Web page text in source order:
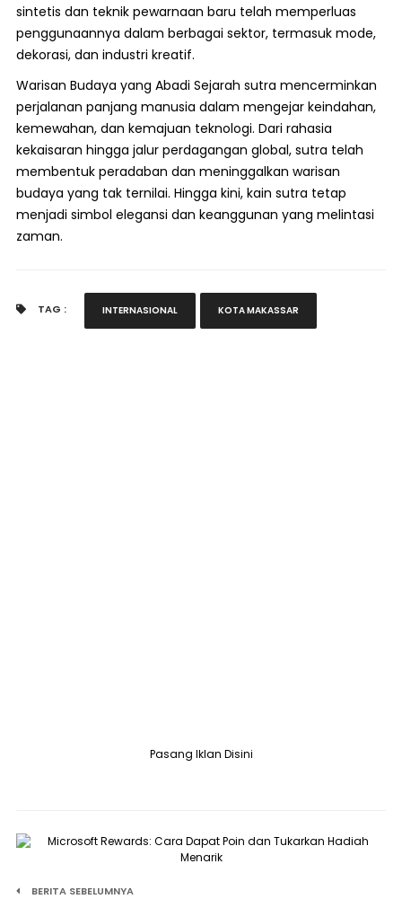
sintetis dan teknik pewarnaan baru telah memperluas
penggunaannya dalam berbagai sektor, termasuk mode,
dekorasi, dan industri kreatif.
Warisan Budaya yang Abadi Sejarah sutra mencerminkan
perjalanan panjang manusia dalam mengejar keindahan,
kemewahan, dan kemajuan teknologi. Dari rahasia
kekaisaran hingga jalur perdagangan global, sutra telah
membentuk peradaban dan meninggalkan warisan
budaya yang tak ternilai. Hingga kini, kain sutra tetap
menjadi simbol elegansi dan keanggunan yang melintasi
zaman.
TAG : INTERNASIONAL KOTA MAKASSAR
Pasang Iklan Disini
BERITA SEBELUMNYA